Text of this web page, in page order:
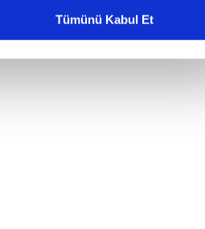
ait çerezler kullanılmaktadır. Bu
hizmetlerinin sunulması
ve sizlere yönelik
kullanılacaktır.
ilişkin detaylı bilgi için Ayarlar
Tümünü Kabul Et